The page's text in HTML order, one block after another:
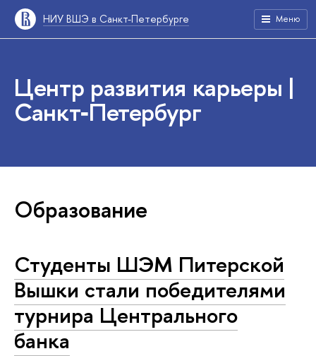
НИУ ВШЭ в Санкт-Петербурге Меню
Центр развития карьеры |
Санкт‑Петербург
Образование
Студенты ШЭМ Питерской
Вышки стали победителями
турнира Центрального
банка